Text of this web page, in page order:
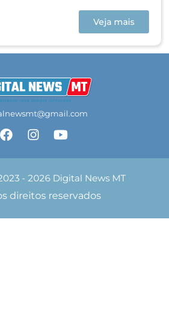
Veja mais
- 2026 Digital News MT
direitos reservados